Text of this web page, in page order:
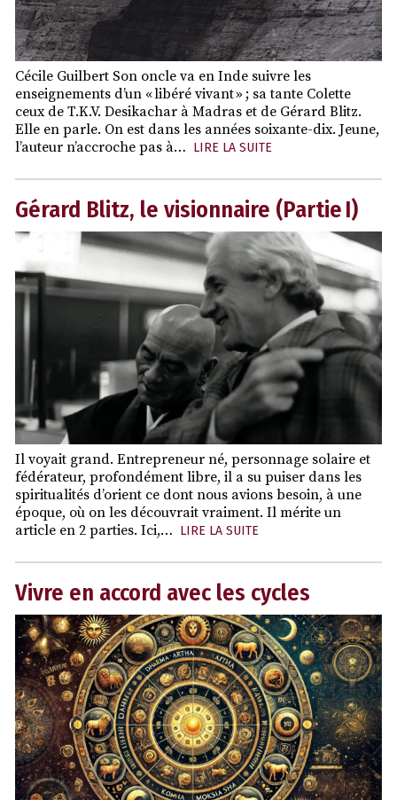
Cécile Guilbert Son oncle va en Inde suivre les
enseignements d’un « libéré vivant » ; sa tante Colette
ceux de T.K.V. Desikachar à Madras et de Gérard Blitz.
Elle en parle. On est dans les années soixante-dix. Jeune,
l’auteur n’accroche pas à… LIRE LA SUITE
Gérard Blitz, le visionnaire (Partie I)
Il voyait grand. Entrepreneur né, personnage solaire et
fédérateur, profondément libre, il a su puiser dans les
spiritualités d’orient ce dont nous avions besoin, à une
époque, où on les découvrait vraiment. Il mérite un
article en 2 parties. Ici,… LIRE LA SUITE
Vivre en accord avec les cycles